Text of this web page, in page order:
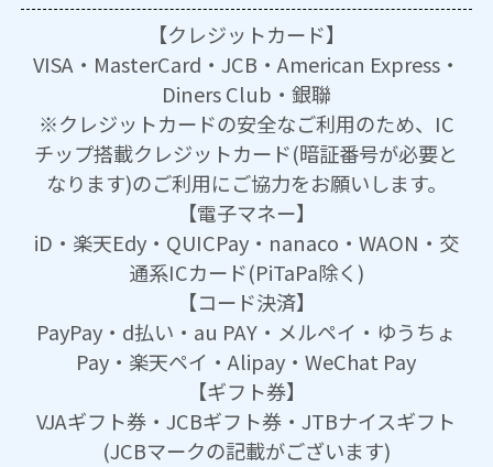
【クレジットカード】
VISA・MasterCard・JCB・American Express・
Diners Club・銀聯
※クレジットカードの安全なご利用のため、IC
チップ搭載クレジットカード(暗証番号が必要と
なります)のご利用にご協力をお願いします。
【電子マネー】
iD・楽天Edy・QUICPay・nanaco・WAON・交
通系ICカード(PiTaPa除く)
【コード決済】
PayPay・d払い・au PAY・メルペイ・ゆうちょ
Pay・楽天ペイ・Alipay・WeChat Pay
【ギフト券】
VJAギフト券・JCBギフト券・JTBナイスギフト
(JCBマークの記載がございます)